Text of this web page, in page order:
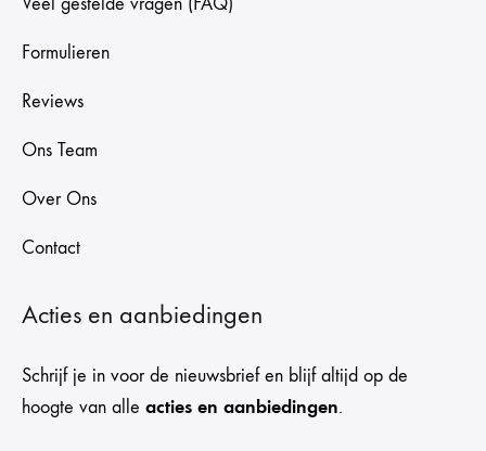
Formulieren
Reviews
Ons Team
Over Ons
Contact
Acties en aanbiedingen
Schrijf je in voor de nieuwsbrief en blijf altijd op de
hoogte van alle acties en aanbiedingen.